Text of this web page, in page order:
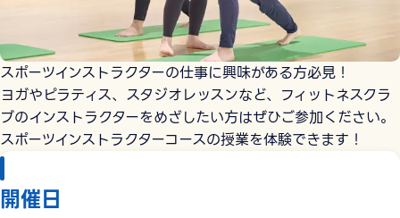
スポーツインストラクターの仕事に興味がある方必見！
ヨガやピラティス、スタジオレッスンなど、フィットネスクラ
ブのインストラクターをめざしたい方はぜひご参加ください。
スポーツインストラクターコースの授業を体験できます！
開催日